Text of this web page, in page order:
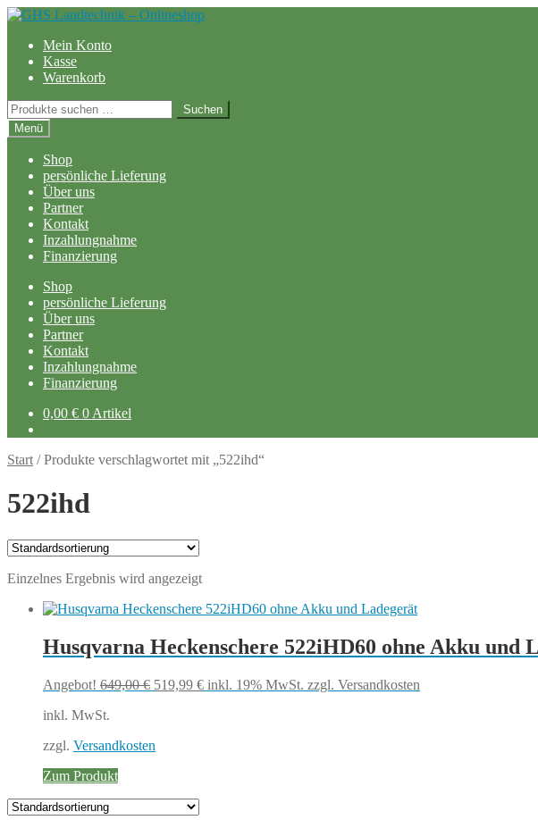
Zur
springen
Zum
springenMein Konto
Kasse
Warenkorb
Suchen
nach:
Suchen
Menü
Shop
persönliche Lieferung
Über uns
Partner
Kontakt
Inzahlungnahme
Finanzierung
Shop
persönliche Lieferung
Über uns
Partner
Kontakt
Inzahlungnahme
Finanzierung
0,00 € 0 Artikel
Start /Produkte verschlagwortet mit „522ihd“
522ihd
Einzelnes Ergebnis wird angezeigt
Husqvarna Heckenschere 522iHD60 ohne Akku und
Angebot! 649,00€ Ursprünglicher
519,99 €Aktueller
inkl. 19% MwSt. zzgl. Versandkosten
inkl. MwSt.
zzgl. Versandkosten
Zum Produkt